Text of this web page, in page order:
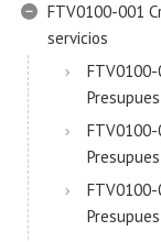
FTV0100-001
servicios